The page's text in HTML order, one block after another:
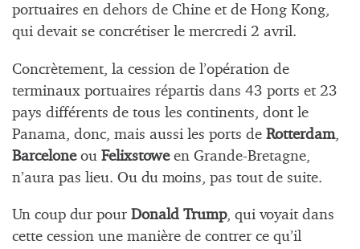
portuaires en dehors de Chine et de Hong Kong,
qui devait se concrétiser le mercredi 2 avril.
Concrètement, la cession de l’opération de
terminaux portuaires répartis dans 43 ports et 23
pays différents de tous les continents, dont le
Panama, donc, mais aussi les ports de Rotterdam,
Barceloneou Felixstoween Grande-Bretagne,
n’aura pas lieu. Ou du moins, pas tout de suite.
Un coup dur pour Donald Trump, qui voyait dans
cette cession une manière de contrer ce qu’il